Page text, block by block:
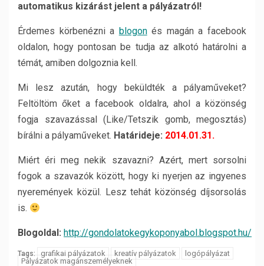
automatikus kizárást jelent a pályázatról!
Érdemes körbenézni a blogonés magán a facebook
oldalon, hogy pontosan be tudja az alkotó határolni a
témát, amiben dolgoznia kell.
Mi lesz azután, hogy beküldték a pályaműveket?
Feltöltöm őket a facebook oldalra, ahol a közönség
fogja szavazással (Like/Tetszik gomb, megosztás)
bírálni a pályaműveket. Határideje: 2014.01.31.
Miért éri meg nekik szavazni? Azért, mert sorsolni
fogok a szavazók között, hogy ki nyerjen az ingyenes
nyeremények közül. Lesz tehát közönség díjsorsolás
is.
Blogoldal: http://gondolatokegykoponyabol.blogspot.hu/
Tags: grafikai pályázatok kreatív pályázatok
logópályázat
Pályázatok magánszemélyeknek